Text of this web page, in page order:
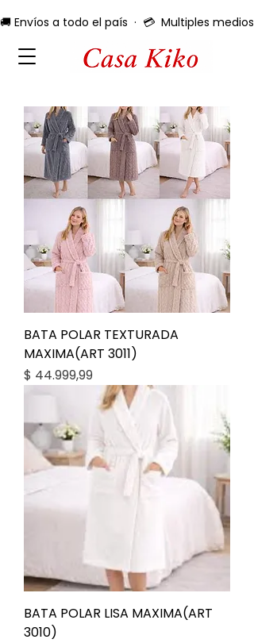
🚚 Envíos a todo el país  ·  💳  Multiples
BATA POLAR TEXTURADA
MAXIMA(ART 3011)
Precio
$ 44.999,99
BATA POLAR LISA MAXIMA(ART
3010)